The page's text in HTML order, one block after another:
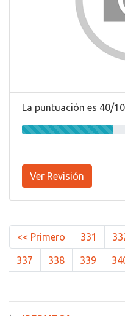
La puntuación es 40/
Ver Revisión
<< Primero 331
337 338 339